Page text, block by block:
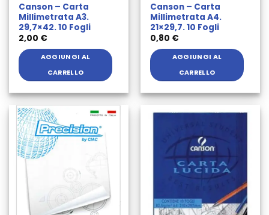
Canson – Carta
Millimetrata A3.
29,7×42. 10 Fogli
2,00 €
AGGIUNGI AL
CARRELLO
Canson – Carta
Millimetrata A4.
21×29,7. 10 Fogli
0,80 €
AGGIUNGI AL
CARRELLO